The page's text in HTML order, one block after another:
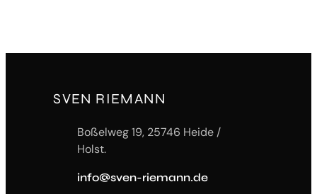
SVEN RIEMANN
Boßelweg 19, 25746 Heide /
Holst.
info@sven-riemann.de